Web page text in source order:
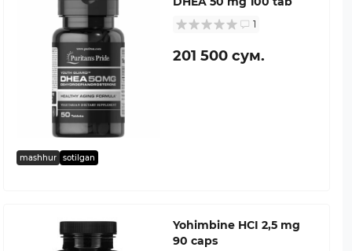
mashhur sotilgan
1
201 500 сум.
Yohimbine HCI 2,5 mg
90 caps